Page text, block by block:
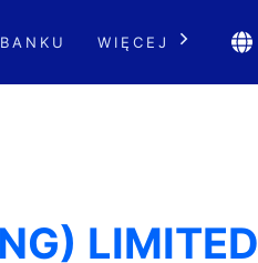
WIĘCEJ
LIMITED